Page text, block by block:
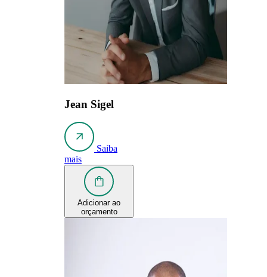
Jean Sigel
Saiba
mais
Adicionar ao
orçamento